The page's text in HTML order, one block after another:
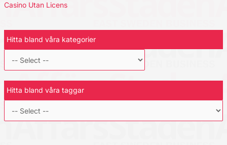
Casino Utan Licens
Hitta bland våra kategorier
Hitta bland våra taggar